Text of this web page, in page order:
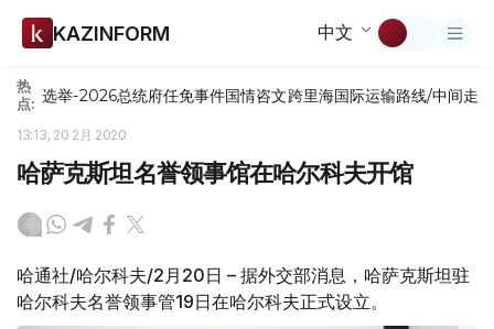
KAZINFORM 中文
热
点: 选举-2026总统府任免事件国情咨文跨里海国际运输路线/中间走廊
13:13, 20 2月 2020
哈萨克斯坦名誉领事馆在哈尔科夫开馆
哈通社/哈尔科夫/2月20日 – 据外交部消息，哈萨克斯坦驻
哈尔科夫名誉领事管19日在哈尔科夫正式设立。